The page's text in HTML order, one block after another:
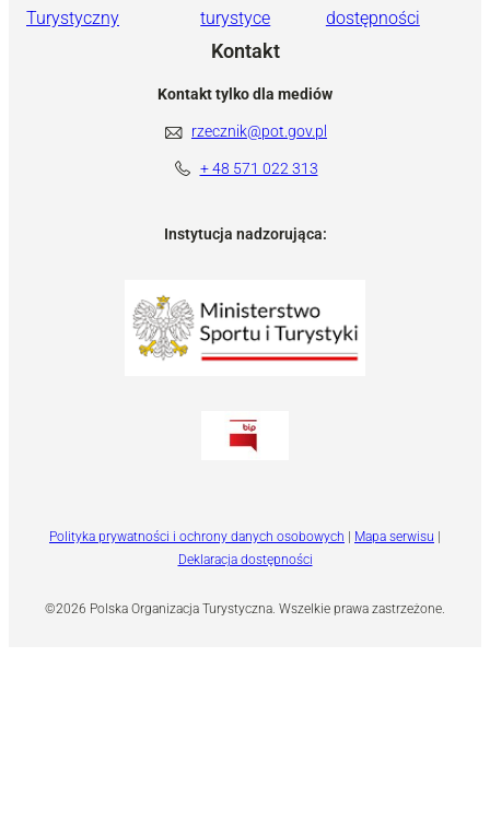
Turystyczny
turystyce
dostępności
Kontakt
Kontakt tylko dla mediów
rzecznik@pot.gov.pl
+ 48 571 022 313
Instytucja nadzorująca:
©2026 Polska Organizacja Turystyczna. Wszelkie prawa zastrzeżone.
Polityka prywatności i ochrony danych osobowych | Mapa serwisu |
Deklaracja dostępności